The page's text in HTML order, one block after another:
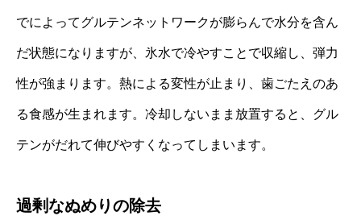
でによってグルテンネットワークが膨らんで水分を含ん
だ状態になりますが、氷水で冷やすことで収縮し、弾力
性が強まります。熱による変性が止まり、歯ごたえのあ
る食感が生まれます。冷却しないまま放置すると、グル
テンがだれて伸びやすくなってしまいます。
過剰なぬめりの除去